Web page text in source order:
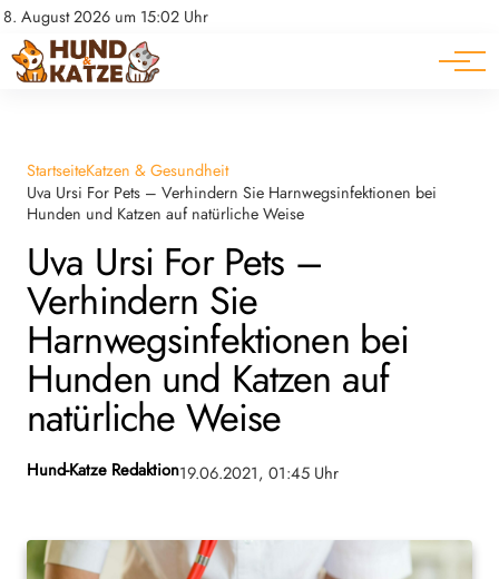
8. August 2026 um 15:02 Uhr
Datenschutz
Impressum
Pferde
Ratgeber
StartseiteKatzen & Gesundheit
Uva Ursi For Pets – Verhindern Sie Harnwegsinfektionen bei
Hunden und Katzen auf natürliche Weise
Uva Ursi For Pets –
Verhindern Sie
Harnwegsinfektionen bei
Hunden und Katzen auf
natürliche Weise
Hund-Katze Redaktion19.06.2021, 01:45 Uhr